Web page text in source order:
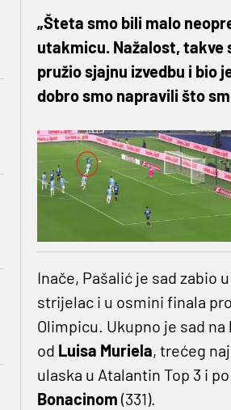
„Šteta smo bili malo
utakmicu. Nažalost, takve
pružio sjajnu izvedbu i bio
dobro smo napravili što
Inače, Pašalić je sad zabio
strijelac i u osmini finala
Olimpicu. Ukupno je sad
od Luisa Muriela, trećeg
ulaska u Atalantin Top 3 i
Bonacinom (331).